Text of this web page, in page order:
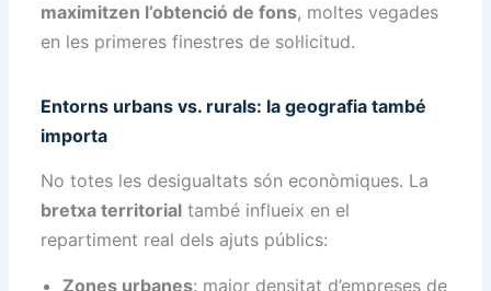
maximitzen l’obtenció de fons, moltes vegades
en les primeres finestres de sol·licitud.
Entorns urbans vs. rurals: la geografia també
importa
No totes les desigualtats són econòmiques. La
bretxa territorial també influeix en el
repartiment real dels ajuts públics:
Zones urbanes: major densitat d’empreses de